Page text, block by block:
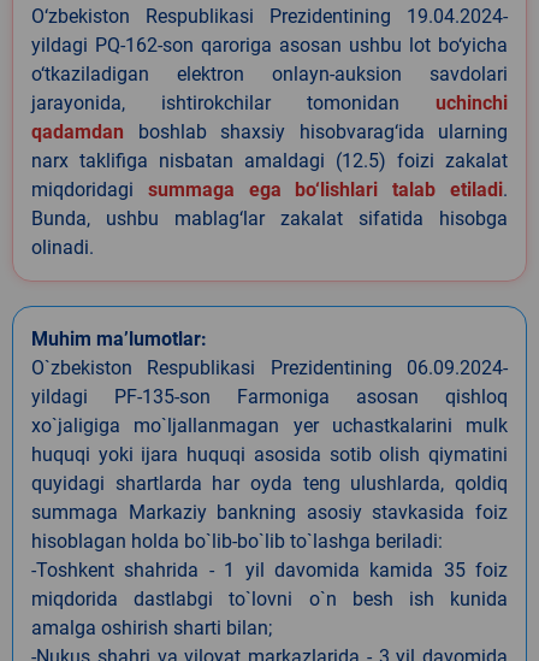
O‘zbekiston Respublikasi Prezidentining 19.04.2024-
yildagi PQ-162-son qaroriga asosan ushbu lot bo‘yicha
o‘tkaziladigan elektron onlayn-auksion savdolari
jarayonida, ishtirokchilar tomonidan uchinchi
qadamdan boshlab shaxsiy hisobvarag‘ida ularning
narx taklifiga nisbatan amaldagi (12.5) foizi zakalat
miqdoridagi summaga ega bo‘lishlari talab etiladi.
Bunda, ushbu mablag‘lar zakalat sifatida hisobga
olinadi.
Muhim ma’lumotlar:
O`zbekiston Respublikasi Prezidentining 06.09.2024-
yildagi PF-135-son Farmoniga asosan qishloq
xo`jaligiga mo`ljallanmagan yer uchastkalarini mulk
huquqi yoki ijara huquqi asosida sotib olish qiymatini
quyidagi shartlarda har oyda teng ulushlarda, qoldiq
summaga Markaziy bankning asosiy stavkasida foiz
hisoblagan holda bo`lib-bo`lib to`lashga beriladi:
-Toshkent shahrida - 1 yil davomida kamida 35 foiz
miqdorida dastlabgi to`lovni o`n besh ish kunida
amalga oshirish sharti bilan;